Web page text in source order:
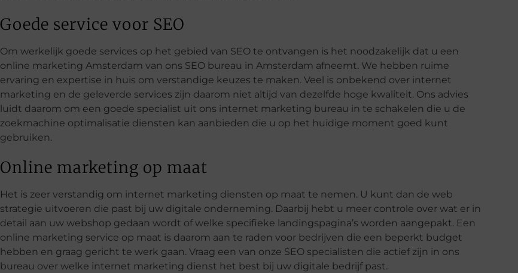
Goede service voor SEO
Om werkelijk goede services op het gebied van SEO te ontvangen is het noodzakelijk dat u een
online marketing Amsterdam van ons SEO bureau in Amsterdam afneemt. We hebben ruime
ervaring en expertise in huis om verstandige keuzes te maken. Veel is onbekend over internet
marketing en de geleverde services zijn daarom niet altijd van dezelfde hoge kwaliteit. Ons advies
luidt daarom om een goede specialist uit ons internet marketing bureau in te schakelen die u de
zoekmachine optimalisatie diensten kan aanbieden die u op het huidige moment goed kunt
gebruiken.
Online marketing op maat
Het is zeer verstandig om internet marketing diensten op maat te nemen. U kunt dan de web
strategie uitvoeren die past bij uw digitale onderneming. Daarbij hebt u meer controle over wat er in
detail aan uw webshop gedaan wordt of welke specifieke landingspagina’s worden aangepakt. Een
online marketing service op maat is daarom aan te raden voor bedrijven die een beperkt budget
hebben en graag gericht te werk gaan. Vraag een van onze SEO specialisten die actief zijn in ons
bureau over welke internet marketing dienst het best bij uw digitale bedrijf past.